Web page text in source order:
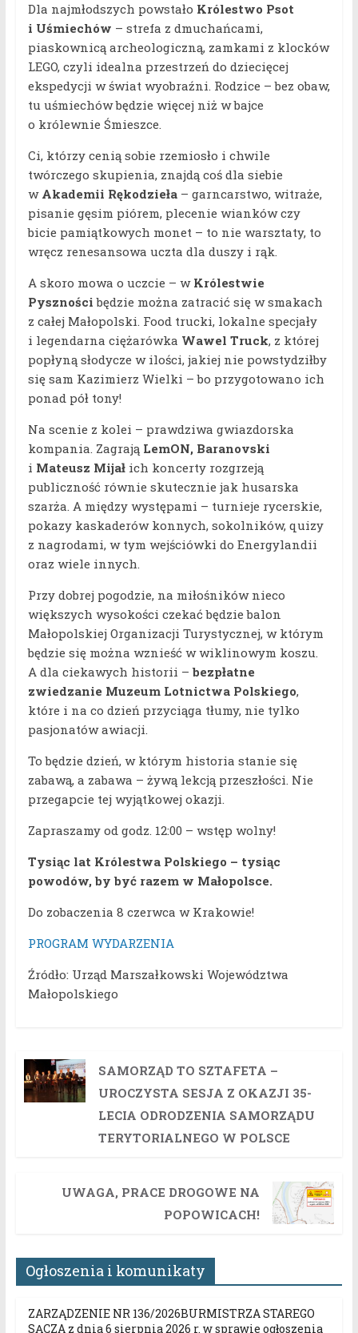
Dla najmłodszych powstało Królestwo Psot
i Uśmiechów – strefa z dmuchańcami,
piaskownicą archeologiczną, zamkami z klocków
LEGO, czyli idealna przestrzeń do dziecięcej
ekspedycji w świat wyobraźni. Rodzice – bez obaw,
tu uśmiechów będzie więcej niż w bajce
o królewnie Śmieszce.
Ci, którzy cenią sobie rzemiosło i chwile
twórczego skupienia, znajdą coś dla siebie
w Akademii Rękodzieła– garncarstwo, witraże,
pisanie gęsim piórem, plecenie wianków czy
bicie pamiątkowych monet – to nie warsztaty, to
wręcz renesansowa uczta dla duszy i rąk.
A skoro mowa o uczcie – w Królestwie
Pyszności będzie można zatracić się w smakach
z całej Małopolski. Food trucki, lokalne specjały
i legendarna ciężarówka Wawel Truck, z której
popłyną słodycze w ilości, jakiej nie powstydziłby
się sam Kazimierz Wielki – bo przygotowano ich
ponad pół tony!
Na scenie z kolei – prawdziwa gwiazdorska
kompania. ZagrająLemON, Baranovski
i Mateusz Mijałich koncerty rozgrzeją
publiczność równie skutecznie jak husarska
szarża. A między występami – turnieje rycerskie,
pokazy kaskaderów konnych, sokolników, quizy
z nagrodami, w tym wejściówki do Energylandii
oraz wiele innych.
Przy dobrej pogodzie, na miłośników nieco
większych wysokości czekać będzie balon
Małopolskiej Organizacji Turystycznej, w którym
będzie się można wznieść w wiklinowym koszu.
A dla ciekawych historii –bezpłatne
zwiedzanie Muzeum Lotnictwa Polskiego,
które i na co dzień przyciąga tłumy, nie tylko
pasjonatów awiacji.
To będzie dzień, w którym historia stanie się
zabawą, a zabawa – żywą lekcją przeszłości. Nie
przegapcie tej wyjątkowej okazji.
Zapraszamy od godz. 12:00 – wstęp wolny!
Tysiąc lat Królestwa Polskiego – tysiąc
powodów, by być razem w Małopolsce.
Do zobaczenia 8 czerwca w Krakowie!
PROGRAM WYDARZENIA
Źródło: Urząd Marszałkowski Województwa
Małopolskiego
SAMORZĄD TO SZTAFETA –
UROCZYSTA SESJA Z OKAZJI 35-
LECIA ODRODZENIA SAMORZĄDU
TERYTORIALNEGO W POLSCE
UWAGA, PRACE DROGOWE NA
POPOWICACH!
Ogłoszenia i komunikaty
ZARZĄDZENIE NR 136/2026BURMISTRZA STAREGO
SĄCZA z dnia 6 sierpnia 2026 r. w sprawie ogłoszenia